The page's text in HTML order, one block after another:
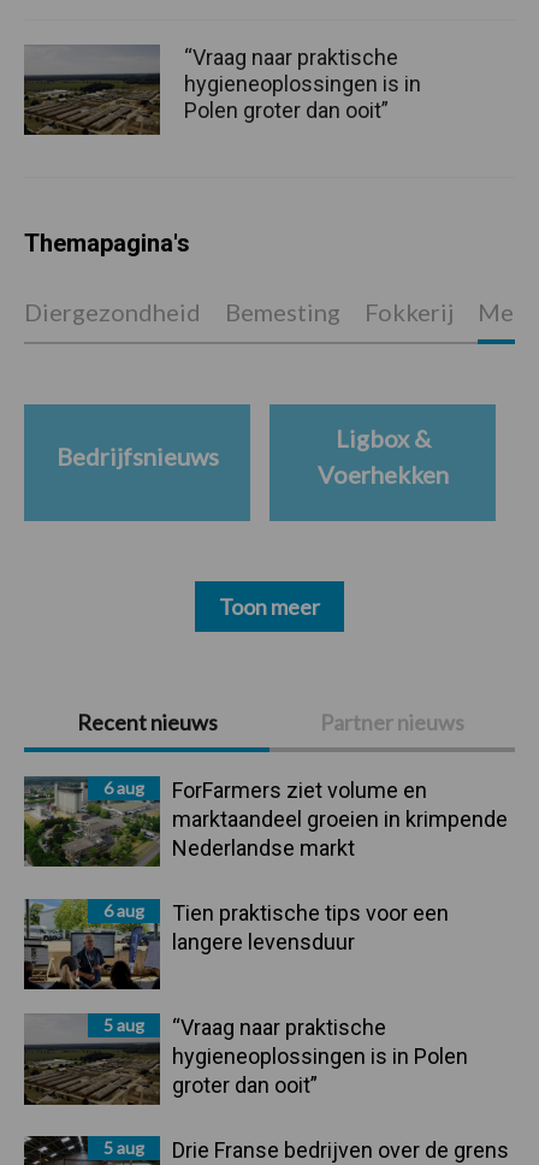
Primaire
Sidebar
Recent nieuws Partner nieuws
6 aug
ForFarmers ziet volume en
marktaandeel groeien in krimpende
Nederlandse markt
6 aug
Tien praktische tips voor een
langere levensduur
5 aug
“Vraag naar praktische
hygieneoplossingen is in Polen
groter dan ooit”
5 aug
Drie Franse bedrijven over de grens
“Vraag naar praktische
hygieneoplossingen is in
Polen groter dan ooit”
Themapagina's
Diergezondheid Bemesting Fokkerij
Bedrijfsnieuws
Ligbox &
Voerhekken
Toon meer